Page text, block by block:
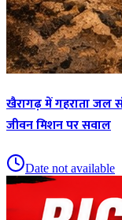
खैरागढ़ में गहराता जल
जीवन मिशन पर सवाल
Date not available